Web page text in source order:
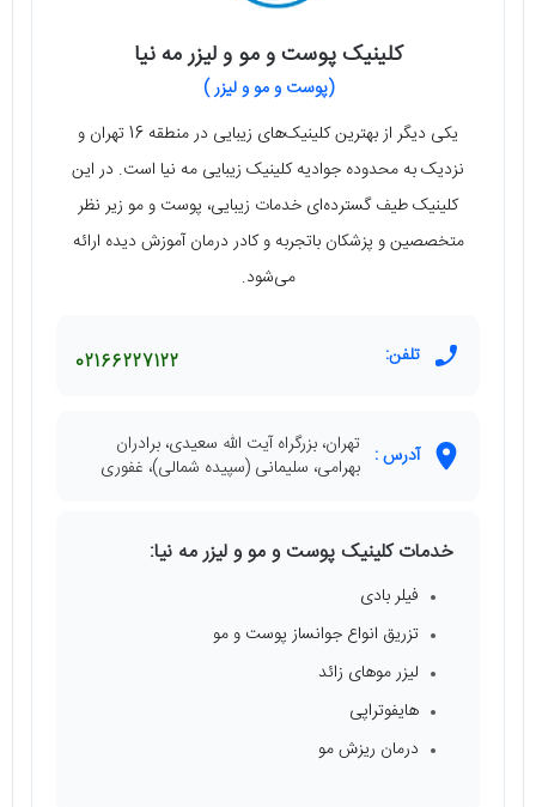
کلینیک پوست و مو و لیزر مه نیا
(پوست و مو و لیزر )
یکی دیگر از بهترین کلینیک‌های زیبایی در منطقه 16 تهران و
نزدیک به محدوده جوادیه کلینیک زیبایی مه نیا است. در این
کلینیک طیف گسترده‌ای خدمات زیبایی، پوست و مو زیر نظر
متخصصین و پزشکان باتجربه و کادر درمان آموزش دیده ارائه
می‌شود.
تلفن: 02166227122
آدرس : تهران، بزرگراه آیت الله سعیدی، برادران
بهرامی، سلیمانی (سپیده شمالی)، غفوری
خدمات کلینیک پوست و مو و لیزر مه نیا:
فیلر بادی
تزریق انواع جوانساز پوست و مو
لیزر موهای زائد
هایفوتراپی
درمان ریزش مو